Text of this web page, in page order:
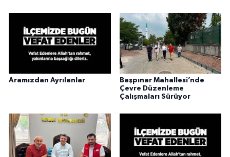
Aramızdan Ayrılanlar
Başpınar Mahallesi’nde
Çevre Düzenleme
Çalışmaları Sürüyor